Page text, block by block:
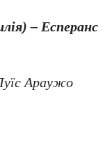
– Есперанс
Араужо